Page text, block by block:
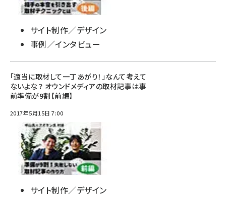
サイト制作／デザイン
事例／インタビュー
「適当に取材して一丁あがり！」なんて考えて
ないよな？ オウンドメディアの取材記事は事
前準備が9割【前編】
2017年5月15日 7:00
サイト制作／デザイン